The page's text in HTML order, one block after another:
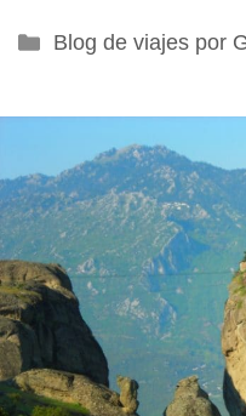
Categorías
Blog de viajes por